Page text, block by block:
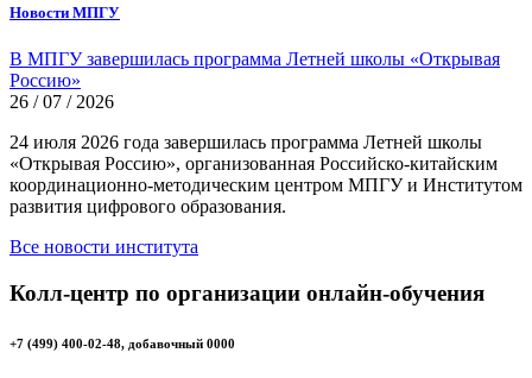
Новости МПГУ
В МПГУ завершилась программа Летней школы «Открывая
Россию»
26 / 07 / 2026
24 июля 2026 года завершилась программа Летней школы
«Открывая Россию», организованная Российско-китайским
координационно-методическим центром МПГУ и Институтом
развития цифрового образования.
Все новости института
Колл-центр по организации онлайн-обучения
+7 (499) 400-02-48, добавочный 0000